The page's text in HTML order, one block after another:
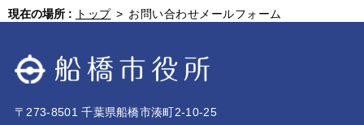
現在の場所 : トップ > お問い合わせメールフォーム
〒273-8501 千葉県船橋市湊町2-10-25